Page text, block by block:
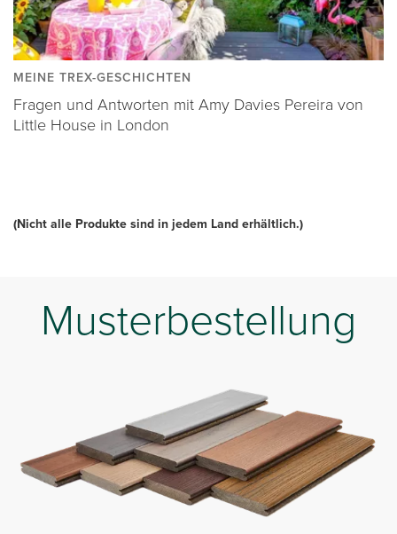
MEINE TREX-GESCHICHTEN
Fragen und Antworten mit Amy Davies Pereira von
Little House in London
(Nicht alle Produkte sind in jedem Land erhältlich.)
Musterbestellung